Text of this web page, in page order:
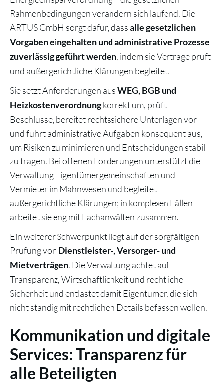
Rahmenbedingungen verändern sich laufend. Die
ARTUS GmbH sorgt dafür, dassalle gesetzlichen
Vorgaben eingehalten und administrative Prozesse
zuverlässig geführt werden, indem sie Verträge prüft
und außergerichtliche Klärungen begleitet.
Sie setzt Anforderungen ausWEG, BGB und
Heizkostenverordnungkorrekt um, prüft
Beschlüsse, bereitet rechtssichere Unterlagen vor
und führt administrative Aufgaben konsequent aus,
um Risiken zu minimieren und Entscheidungen stabil
zu tragen. Bei offenen Forderungen unterstützt die
Verwaltung Eigentümergemeinschaften und
Vermieter im Mahnwesen und begleitet
außergerichtliche Klärungen; in komplexen Fällen
arbeitet sie eng mit Fachanwälten zusammen.
Ein weiterer Schwerpunkt liegt auf der sorgfältigen
Prüfung von Dienstleister‑, Versorger‑ und
Mietverträgen. Die Verwaltung achtet auf
Transparenz, Wirtschaftlichkeit und rechtliche
Sicherheit und entlastet damit Eigentümer, die sich
nicht ständig mit rechtlichen Details befassen wollen.
Kommunikation und digitale
Services: Transparenz für
alle Beteiligten